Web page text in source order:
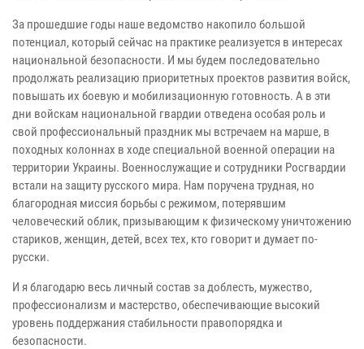
За прошедшие годы наше ведомство накопило большой
потенциал, который сейчас на практике реализуется в интересах
национальной безопасности. И мы будем последовательно
продолжать реализацию приоритетных проектов развития войск,
повышать их боевую и мобилизационную готовность. А в эти
дни войскам национальной гвардии отведена особая роль и
свой профессиональный праздник мы встречаем на марше, в
походных колоннах в ходе специальной военной операции на
территории Украины. Военнослужащие и сотрудники Росгвардии
встали на защиту русского мира. Нам поручена трудная, но
благородная миссия борьбы с режимом, потерявшим
человеческий облик, призывающим к физическому уничтожению
стариков, женщин, детей, всех тех, кто говорит и думает по-
русски.
И я благодарю весь личный состав за доблесть, мужество,
профессионализм и мастерство, обеспечивающие высокий
уровень поддержания стабильности правопорядка и
безопасности.